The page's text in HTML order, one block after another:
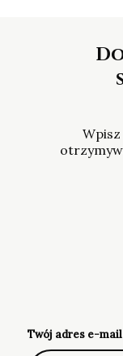
Twój adres e-mail